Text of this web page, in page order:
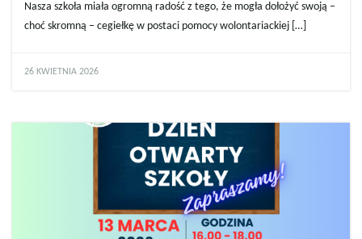
Nasza szkoła miała ogromną radość z tego, że mogła dołożyć swoją –
choć skromną – cegiełkę w postaci pomocy wolontariackiej […]
26 KWIETNIA 2026